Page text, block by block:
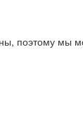
поэтому мы